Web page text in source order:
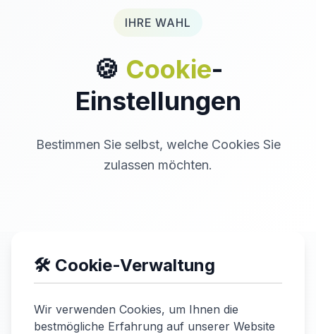
IHRE WAHL
🍪 Cookie-
Einstellungen
Bestimmen Sie selbst, welche Cookies Sie
zulassen möchten.
🛠️ Cookie-Verwaltung
Wir verwenden Cookies, um Ihnen die
bestmögliche Erfahrung auf unserer Website